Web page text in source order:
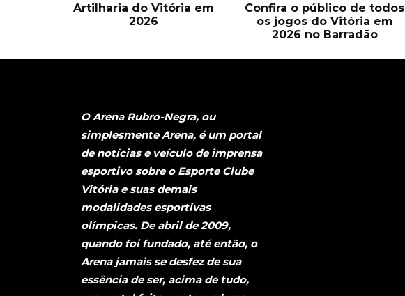
Artilharia do Vitória em
2026
Confira o público de todos
os jogos do Vitória em
2026 no Barradão
O Arena Rubro-Negra, ou
simplesmente Arena, é um portal
de notícias e veículo de imprensa
esportivo sobre o Esporte Clube
Vitória e suas demais
modalidades esportivas
olímpicas. De abril de 2009,
quando foi fundado, até então, o
Arena jamais se desfez de sua
essência de ser, acima de tudo,